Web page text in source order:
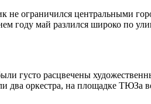
ограничился центральными
году май разлился широко по
густо расцвечены
два оркестра, на площадке ТЮЗа